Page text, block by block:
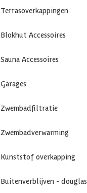
Terrasoverkappingen
Blokhut Accessoires
Sauna Accessoires
Garages
Zwembadfiltratie
Zwembadverwarming
Kunststof overkapping
Buitenverblijven - douglas